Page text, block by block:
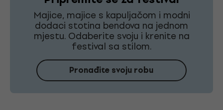
Majice, majice s kapuljačom i modni
dodaci stotina bendova na jednom
mjestu. Odaberite svoju i krenite na
festival sa stilom.
Pronađite svoju robu